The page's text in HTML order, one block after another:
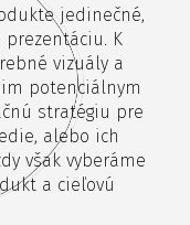
jedinečné,
K
vizuály a
potenciálnym
stratégiu pre
alebo ich
však vyberáme
a cieľovú